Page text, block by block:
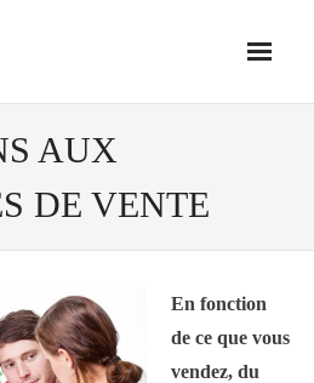
commerciale
AUX
DE VENTE
En fonction
de ce que vous
vendez, du